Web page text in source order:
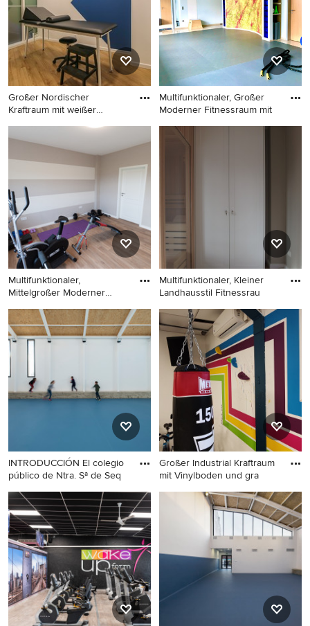
Großer Nordischer
Kraftraum mit weißer
Großer Nordischer Kraftraum
mit weißer Wandfarbe,
Vinylboden und beigem
Multifunktionaler, Großer
Moderner Fitnessraum mit
Multifunktionaler, Großer
Moderner Fitnessraum mit
Multifunktionaler,
Mittelgroßer Moderner
Multifunktionaler,
Mittelgroßer Moderner
Fitnessraum mit Vinylboden
und braunem Boden in
Bremen
Multifunktionaler, Kleiner
Landhausstil Fitnessrau
Multifunktionaler, Kleiner
Landhausstil Fitnessraum mit
Vinylboden und braunem
Boden in Hamburg
INTRODUCCIÓN El colegio
público de Ntra. Sª de Seq
Multifunktionaler,
Mittelgroßer Moderner
Fitnessraum mit weißer
Wandfarbe, Vinylboden,
blauem Boden und
Holzdecke in Sonstige
Großer Industrial Kraftraum
mit Vinylboden und gra
Großer Industrial Kraftraum
mit Vinylboden und grauem
Boden in Paris